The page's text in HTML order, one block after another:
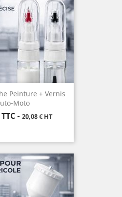
Peinture + Vernis
Moto
TTC- 20,08 € HT